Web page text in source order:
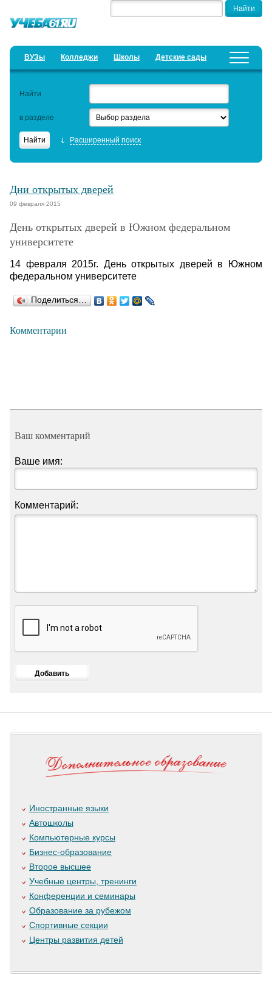
ВУЗы Колледжи Школы Детские сады
Добавить уч. заведение Предложить новость
Образовательный кредит
Найти
в разделе
Расширенный поиск
Дни открытых дверей
09 февраля 2015
День открытых дверей в Южном федеральном
университете
14 февраля 2015г. День открытых дверей в Южном
федеральном университете
Поделиться…
Комментарии
Ваш комментарий
Ваше имя:
Комментарий:
Иностранные языки
Автошколы
Компьютерные курсы
Бизнес-образование
Второе высшее
Учебные центры, тренинги
Конференции и семинары
Образование за рубежом
Спортивные секции
Центры развития детей